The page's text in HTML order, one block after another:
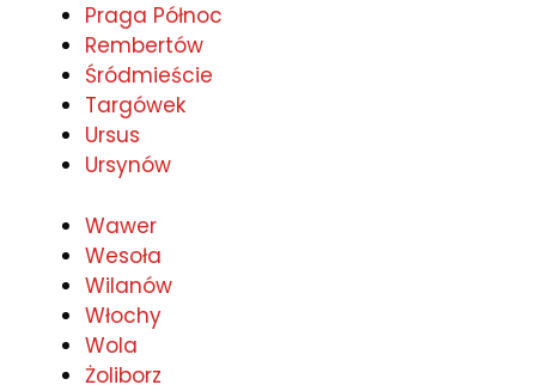
Praga Północ
Rembertów
Śródmieście
Targówek
Ursus
Ursynów
Wawer
Wesoła
Wilanów
Włochy
Wola
Żoliborz